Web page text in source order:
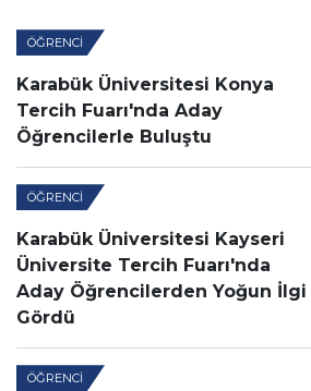
ÖĞRENCI
Karabük Üniversitesi Konya
Tercih Fuarı'nda Aday
Öğrencilerle Buluştu
ÖĞRENCI
Karabük Üniversitesi Kayseri
Üniversite Tercih Fuarı'nda
Aday Öğrencilerden Yoğun İlgi
Gördü
ÖĞRENCI